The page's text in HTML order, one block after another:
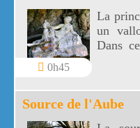
0h45
La
un
Dans
source
Source de l'Aube